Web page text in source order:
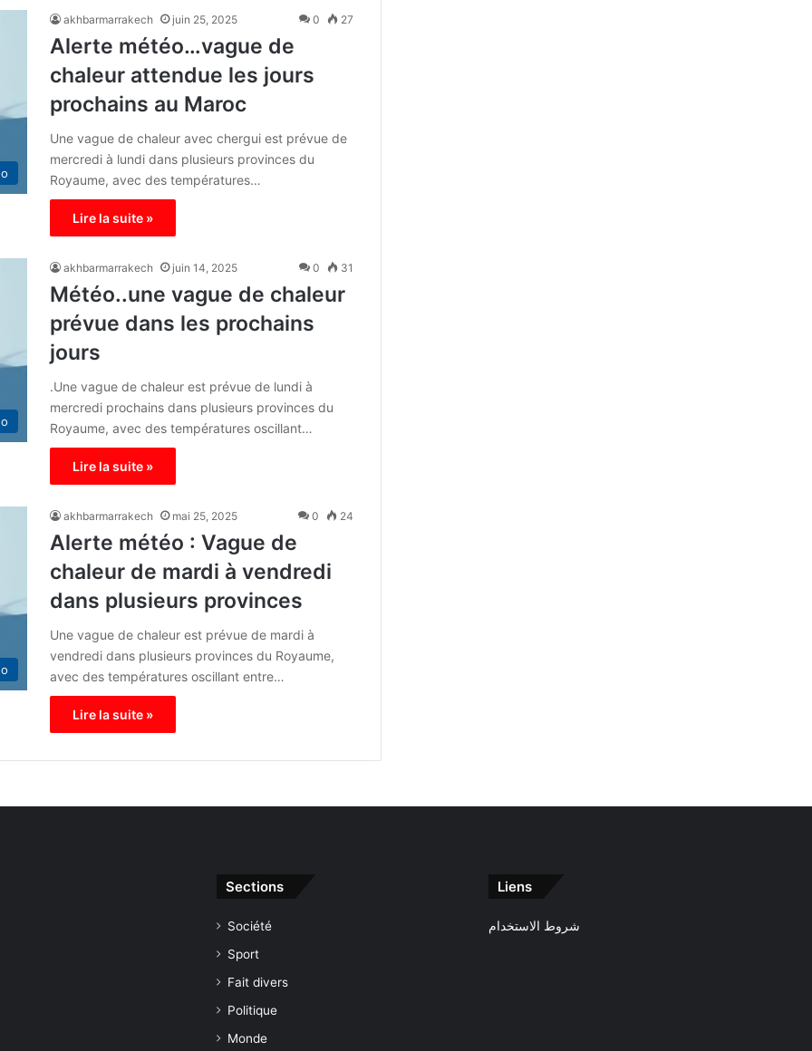
akhbarmarrakech juin 25, 2025 0 27
Alerte météo…vague de
chaleur attendue les jours
prochains au Maroc
Une vague de chaleur avec chergui est prévue de
mercredi à lundi dans plusieurs provinces du
Royaume, avec des températures…
Lire la suite »
akhbarmarrakech juin 14, 2025 0 31
Météo..une vague de chaleur
prévue dans les prochains
jours
.Une vague de chaleur est prévue de lundi à
mercredi prochains dans plusieurs provinces du
Royaume, avec des températures oscillant…
Lire la suite »
akhbarmarrakech mai 25, 2025 0 24
Alerte météo : Vague de
chaleur de mardi à vendredi
dans plusieurs provinces
Une vague de chaleur est prévue de mardi à
vendredi dans plusieurs provinces du Royaume,
avec des températures oscillant entre…
Lire la suite »
Sections
Société
Sport
Fait divers
Politique
Monde
Liens
شروط الاستخدام